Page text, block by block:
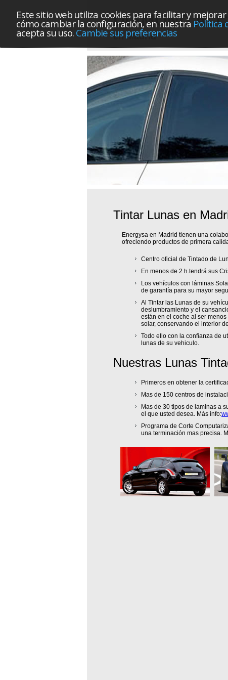
Este sitio web utiliza cookies para facilitar y
cómo cambiar la configuración, en nuestra Política
acepta su uso. Cambie sus preferencias
DIAMOND
en Madrid
Tintar Lunas en
Energysa en Madrid tienen una
ofreciendo productos de primera
Centro oficial de Tintado de
En menos de 2 h.tendrá sus
Los vehículos con láminas
de garantía para su mayor
Al Tintar las Lunas de su
deslumbramiento y el
están en el coche al ser
solar, conservando el interior
Todo ello con la confianza de
lunas de su vehiculo.
Nuestras Lunas
Primeros en obtener la
Mas de 150 centros de
Mas de 30 tipos de laminas a
el que usted desea. Más info:
Programa de Corte
una terminación mas precisa.